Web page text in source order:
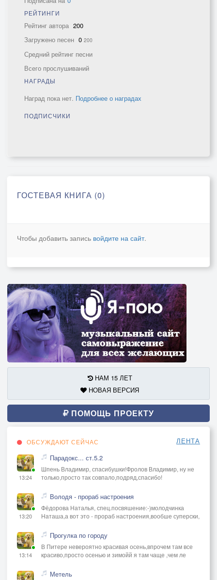
РЕЙТИНГИ
Рейтинг автора 200
Загружено песен 0 200
Средний рейтинг песни
Всего прослушиваний
НАГРАДЫ
Наград пока нет. Подробнее о наградах
ПОДПИСЧИКИ
ГОСТЕВАЯ КНИГА (0)
Чтобы добавить запись войдите на сайт.
НАМ 15 ЛЕТ
НОВАЯ ВЕРСИЯ
ПОМОЩЬ ПРОЕКТУ
ОБСУЖДАЮТ СЕЙЧАС ЛЕНТА
13:24
Парадокс... ст.5.2
Шпень Владимир, спасибушки!Фролов Владимир, ну не
только,просто так совпало,подряд,спасибо!
13:20
Володя - прораб настроения
Фёдорова Наталья, спец.посвяшение:-)молодчинка
Наташа,а вот это - прораб настроения,вообше суперски,
13:14
Прогулка по городу
В Питере невероятно красивая осень,впрочем там все
красиво,просто осенью и зимойй я там чаще ,чем ле
Метель